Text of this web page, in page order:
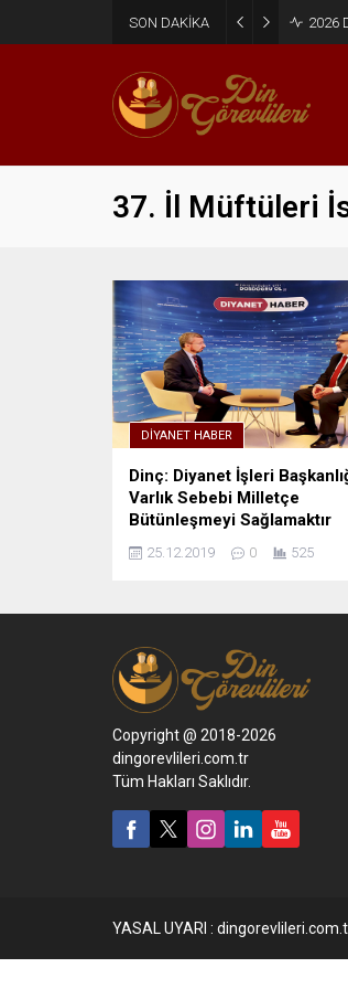
SON DAKİKA 2026
37. İl Müftüleri
DIYANET HABER
Dinç: Diyanet İşleri
Varlık Sebebi Milletçe
Bütünleşmeyi Sağlamaktır
25.12.2019 0 525
Copyright @ 2018-2026
dingorevlileri.com.tr
Tüm Hakları Saklıdır.
YASAL UYARI :